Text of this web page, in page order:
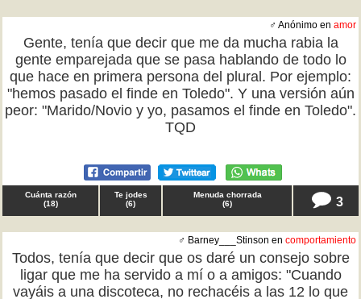
♂ Anónimo en amor
Gente, tenía que decir que me da mucha rabia la
gente emparejada que se pasa hablando de todo lo
que hace en primera persona del plural. Por ejemplo:
"hemos pasado el finde en Toledo". Y una versión aún
peor: "Marido/Novio y yo, pasamos el finde en Toledo".
TQD
Cuánta razón
(18)
Te jodes
(6)
Menuda chorrada
(6) 3
♂ Barney___Stinson en comportamiento
Todos, tenía que decir que os daré un consejo sobre
ligar que me ha servido a mí o a amigos: "Cuando
vayáis a una discoteca, no rechacéis a las 12 lo que